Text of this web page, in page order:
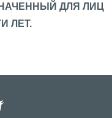
ДЛЯ ЛИЦ
ЛЕТ.